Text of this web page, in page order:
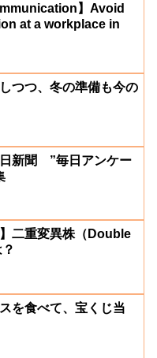
】Avoid
at a workplace in
つつ、冬の準備も今の
日新聞 ”毎日アンケー
】二重変異株（Double
を食べて、宝くじ当